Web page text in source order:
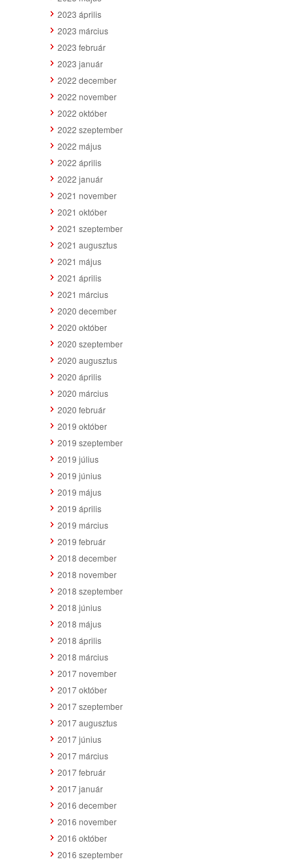
2023 április
2023 március
2023 február
2023 január
2022 december
2022 november
2022 október
2022 szeptember
2022 május
2022 április
2022 január
2021 november
2021 október
2021 szeptember
2021 augusztus
2021 május
2021 április
2021 március
2020 december
2020 október
2020 szeptember
2020 augusztus
2020 április
2020 március
2020 február
2019 október
2019 szeptember
2019 július
2019 június
2019 május
2019 április
2019 március
2019 február
2018 december
2018 november
2018 szeptember
2018 június
2018 május
2018 április
2018 március
2017 november
2017 október
2017 szeptember
2017 augusztus
2017 június
2017 március
2017 február
2017 január
2016 december
2016 november
2016 október
2016 szeptember